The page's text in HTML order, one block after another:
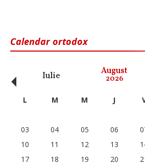
Calendar ortodox
Iulie August
2026
‹ L M M J
03
04 05 06
10
11 12 13
17
18 19 20